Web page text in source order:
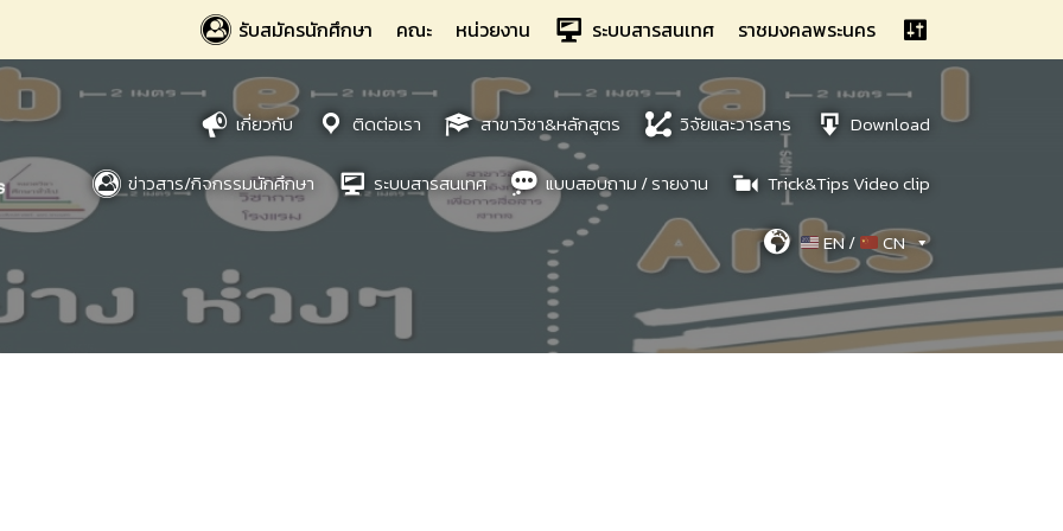
รับสมัครนักศึกษา คณะ หน่วยงาน ระบบสารสนเทศ ราชมงคลพระนคร
เกี่ยวกับ ติดต่อเรา สาขาวิชา&หลักสูตร วิจัยและวารสาร Download
ข่าวสาร/กิจกรรมนักศึกษา ระบบสารสนเทศ แบบสอบถาม / รายงาน Trick&Tips Video clip
EN / CN